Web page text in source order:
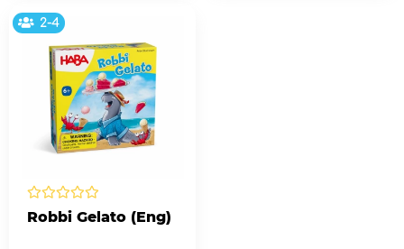
2-4
Robbi Gelato (Eng)